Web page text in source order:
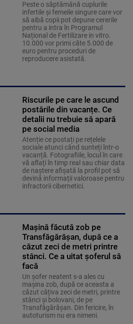
Peste o săptămână cuplurile
infertile și femeile singure care vor
să aibă copii pot depune cererile
pentru a intra în Programul
Național de Fertilizare in vitro.
10.000 vor primi câte 5.000 de
euro pentru proceduri de
reproducere asistată.
Riscurile pe care le ascund
postările din vacanțe. Ce
detalii nu trebuie să apară
pe social media
Atenție ce postați pe rețelele
sociale atunci când sunteți într-o
vacanță. Fotografiile, locul în care
vă aflați în timp real sau chiar data
de naștere afișată la profil pot să
devină informații valoroase pentru
infractorii cibernetici.
Mașină făcută zob pe
Transfăgărășan, după ce a
căzut zeci de metri printre
stânci. Ce a uitat șoferul să
facă
Un șofer neatent s-a ales cu
mașina zob, după ce aceasta a
căzut câțiva zeci de metri, printre
stânci și bolovani, de pe
Transfăgărășan. Din fericire, în
autoturism nu era nimeni.